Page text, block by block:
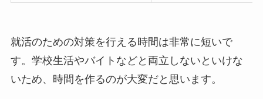
就活のための対策を行える時間は非常に短いで
す。学校生活やバイトなどと両立しないといけな
いため、時間を作るのが大変だと思います。